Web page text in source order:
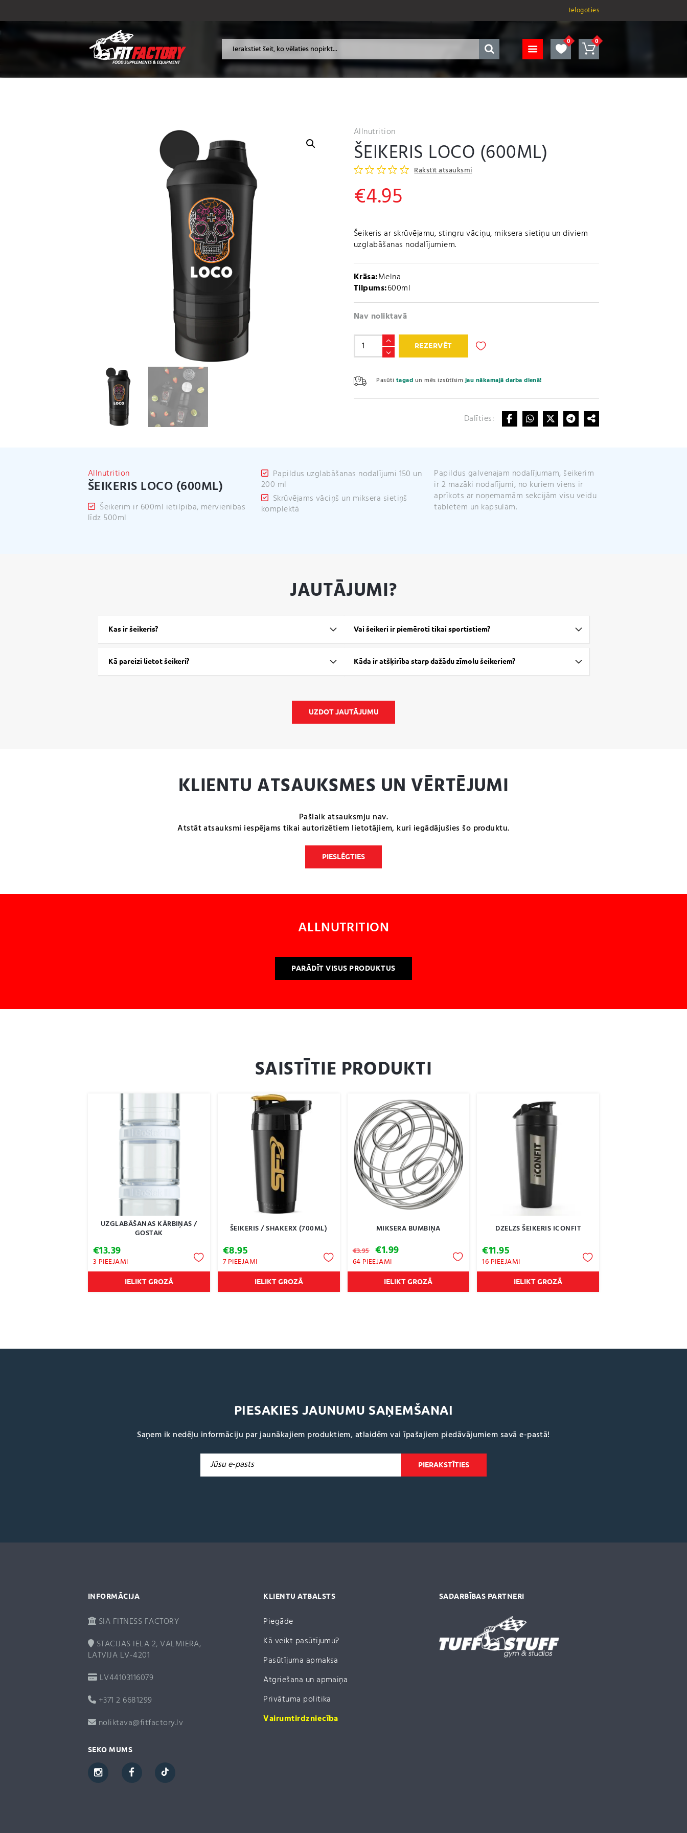
Ielogoties
Allnutrition
ŠEIKERIS LOCO (600ML)
Rakstīt atsauksmi
€4.95
Šeikeris ar skrūvējamu, stingru vāciņu, miksera sietiņu un diviem
uzglabāšanas nodalījumiem.
Krāsa:Melna
Tilpums:600ml
Nav noliktavā
Šeikeris
LOCO
daudzums
REZERVĒT
Pasūti tagad un mēs izsūtīsimjau nākamajā darba dienā!
r
n
t
Dalīties:
Allnutrition
ŠEIKERIS LOCO (600ML)
Šeikerim ir 600ml ietilpība, mērvienības
līdz 500ml
Papildus uzglabāšanas nodalījumi 150 un
200 ml
Skrūvējams vāciņš un miksera sietiņš
komplektā
Papildus galvenajam nodalījumam, šeikerim
ir 2 mazāki nodalījumi, no kuriem viens ir
aprīkots ar noņemamām sekcijām visu veidu
tabletēm un kapsulām.
JAUTĀJUMI?
Kas ir šeikeris?
Kā pareizi lietot šeikeri?
Vai šeikeri ir piemēroti tikai sportistiem?
Kāda ir atšķirība starp dažādu zīmolu šeikeriem?
UZDOT JAUTĀJUMU
KLIENTU ATSAUKSMES UN VĒRTĒJUMI
Pašlaik atsauksmju nav.
Atstāt atsauksmi iespējams tikai autorizētiem lietotājiem, kuri iegādājušies šo produktu.
PIESLĒGTIES
ALLNUTRITION
PARĀDĪT VISUS PRODUKTUS
SAISTĪTIE PRODUKTI
UZGLABĀŠANAS KĀRBIŅAS /
GOSTAK
€13.39
3 PIEEJAMI
IELIKT GROZĀ
ŠEIKERIS / SHAKERX (700ML)
€8.95
7 PIEEJAMI
IELIKT GROZĀ
MIKSERA BUMBIŅA
€3.95 Original
price
was:
€3.95.
€1.99Current
is:
€1.99.
64 PIEEJAMI
IELIKT GROZĀ
DZELZS ŠEIKERIS ICONFIT
€11.95
16 PIEEJAMI
IELIKT GROZĀ
PIESAKIES JAUNUMU SAŅEMŠANAI
Saņem ik nedēļu informāciju par jaunākajiem produktiem, atlaidēm vai īpašajiem piedāvājumiem savā e-pastā!
INFORMĀCIJA
SIA FITNESS FACTORY
STACIJAS IELA 2, VALMIERA,
LATVIJA LV-4201
LV44103116079
+371 2 6681299
noliktava@fitfactory.lv
KLIENTU ATBALSTS
Piegāde
Kā veikt pasūtījumu?
Pasūtījuma apmaksa
Atgriešana un apmaiņa
Privātuma politika
Vairumtirdzniecība
SADARBĪBAS PARTNERI
SEKO MUMS